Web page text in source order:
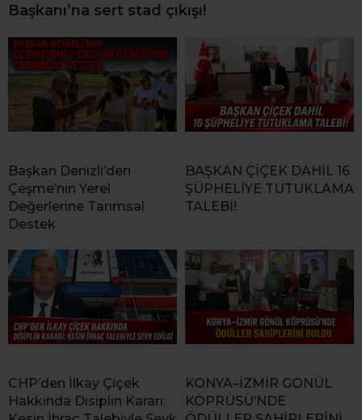
Başkanı’na sert stad çıkışı!
Başkan Denizli’den
Çeşme’nin Yerel
Değerlerine Tarımsal
Destek
BAŞKAN ÇİÇEK DAHİL 16
ŞÜPHELİYE TUTUKLAMA
TALEBİ!
CHP’den İlkay Çiçek
Hakkında Disiplin Kararı:
KONYA–İZMİR GÖNÜL
KÖPRÜSÜ’NDE